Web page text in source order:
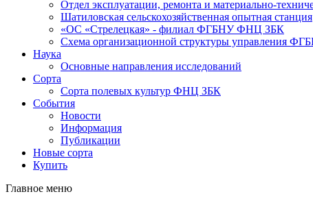
Отдел эксплуатации, ремонта и материально-
Шатиловская сельскохозяйственная опытная станция
«ОС «Стрелецкая» - филиал ФГБНУ ФНЦ ЗБК
Схема организационной структуры управления
Наука
Основные направления исследований
Сорта
Сорта полевых культур ФНЦ ЗБК
События
Новости
Информация
Публикации
Новые сорта
Купить
Главное меню